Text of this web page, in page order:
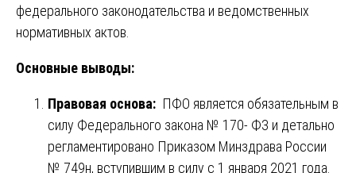
федерального законодательства и ведомственных
нормативных актов.
Основные выводы:
Правовая основа: ПФО является обязательным в
силу Федерального закона № 170- ФЗ и детально
регламентировано Приказом Минздрава России
№ 749н, вступившим в силу с 1 января 2021 года.